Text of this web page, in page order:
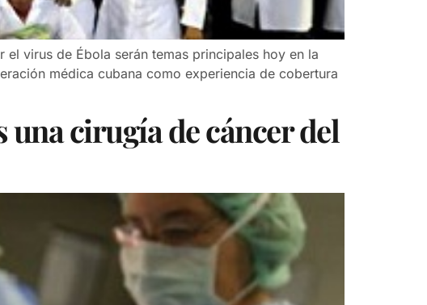
virus de Ébola serán temas principales hoy en la
médica cubana como experiencia de cobertura
una cirugía de cáncer del